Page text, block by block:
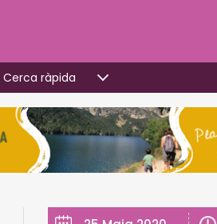
Cerca ràpida